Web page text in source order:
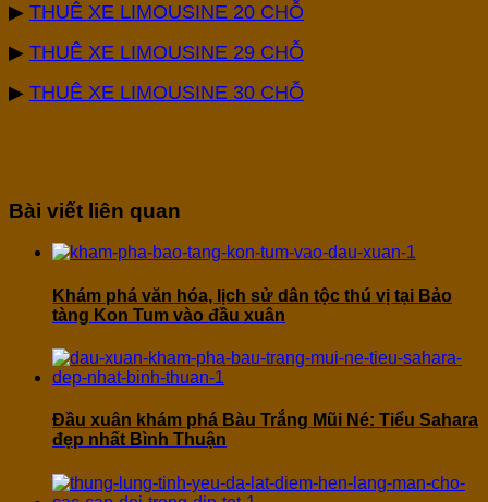
▶ THUÊ XE LIMOUSINE 20 CHỖ
▶ THUÊ XE LIMOUSINE 29 CHỖ
▶ THUÊ XE LIMOUSINE 30 CHỖ
Bài viết liên quan
Khám phá văn hóa, lịch sử dân tộc thú vị tại Bảo
tàng Kon Tum vào đầu xuân
Đầu xuân khám phá Bàu Trắng Mũi Né: Tiểu Sahara
đẹp nhất Bình Thuận